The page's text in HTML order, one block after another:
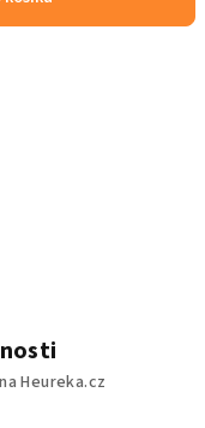
Heureka.cz